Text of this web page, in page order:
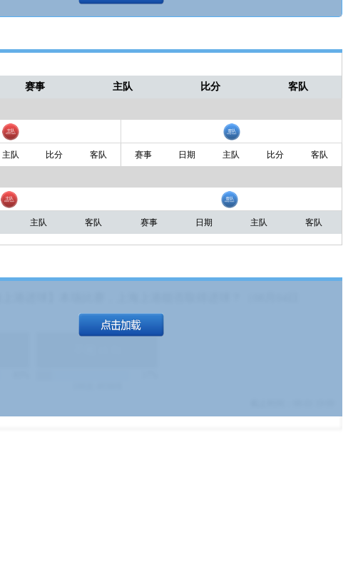
赛事 主队 比分 客队
主队 比分 客队 赛事 日期 主队 比分 客队
主队 客队 赛事 日期 主队 客队